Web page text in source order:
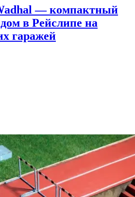
— компактный
в Рейслипе на
гаражей